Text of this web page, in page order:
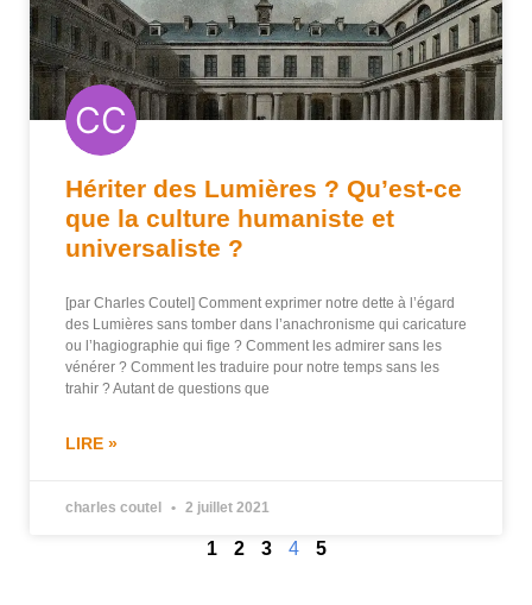
Hériter des Lumières ? Qu’est-ce
que la culture humaniste et
universaliste ?
[par Charles Coutel] Comment exprimer notre dette à l’égard
des Lumières sans tomber dans l’anachronisme qui caricature
ou l’hagiographie qui fige ? Comment les admirer sans les
vénérer ? Comment les traduire pour notre temps sans les
trahir ? Autant de questions que
LIRE »
charles coutel 2 juillet 2021
1 2 3 4 5